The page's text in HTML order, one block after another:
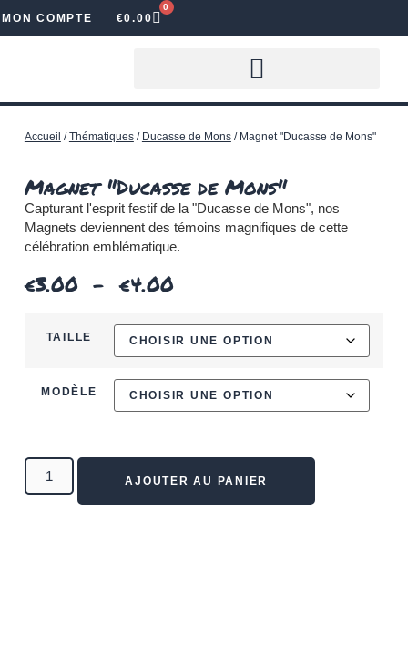
MON COMPTE €0.00
0
Accueil /Thématiques/ Ducasse de Mons/ Magnet "Ducasse de Mons"
Magnet "Ducasse de Mons"
Capturant l'esprit festif de la "Ducasse de Mons", nos
Magnets deviennent des témoins magnifiques de cette
célébration emblématique.
€3.00 – €4.00
TAILLE
MODÈLE
AJOUTER AU PANIER